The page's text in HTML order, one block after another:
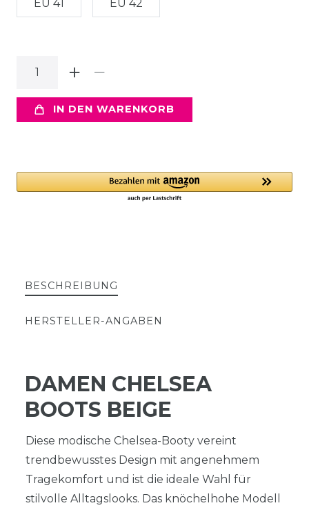
EU 41 EU 42
IN DEN WARENKORB
BESCHREIBUNG
HERSTELLER-ANGABEN
DAMEN CHELSEA
BOOTS BEIGE
Diese modische Chelsea-Booty vereint
trendbewusstes Design mit angenehmem
Tragekomfort und ist die ideale Wahl für
stilvolle Alltagslooks. Das knöchelhohe Modell